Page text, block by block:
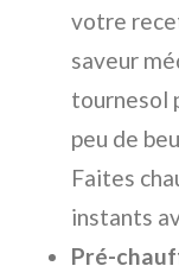
votre
saveur
tournesol
peu de
Faites
instants
Pré-